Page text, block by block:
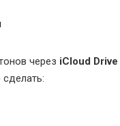
через iCloud Drive